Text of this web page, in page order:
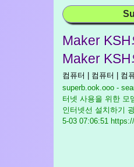
Maker
Maker
컴퓨터 | 컴퓨터 | 컴
superb.ook.ooo -
터넷 사용을 위한 모
인터넷선 설치하기
5-03 07:06:51